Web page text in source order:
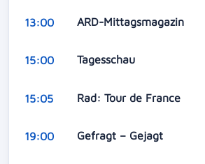
13:00 ARD-Mittagsmagazin
15:00 Tagesschau
15:05 Rad: Tour de France
19:00 Gefragt – Gejagt